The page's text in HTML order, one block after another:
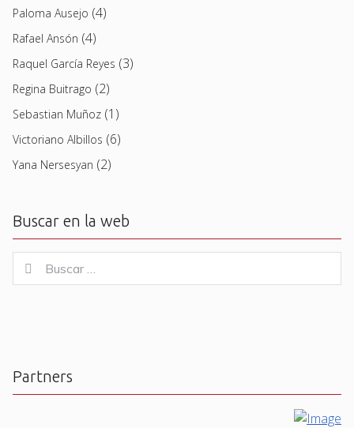
Paloma Ausejo (4)
Rafael Ansón (4)
Raquel García Reyes (3)
Regina Buitrago (2)
Sebastian Muñoz (1)
Victoriano Albillos (6)
Yana Nersesyan (2)
Buscar en la web
for:
Buscar
Partners